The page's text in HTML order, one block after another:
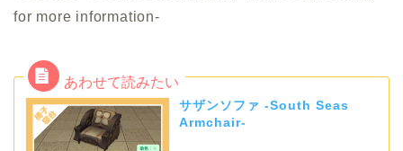
for more information-
サザンソファ -South Seas
Armchair-